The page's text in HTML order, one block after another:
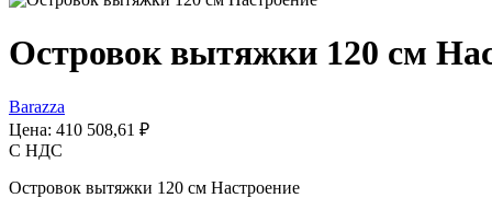
Островок вытяжки 120 см
Barazza
Цена: 410 508,61 ₽
С НДС
Островок вытяжки 120 см Настроение